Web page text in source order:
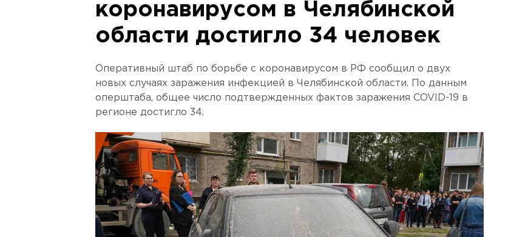
коронавирусом в Челябинской
области достигло 34 человек
Оперативный штаб по борьбе с коронавирусом в РФ сообщил о двух
новых случаях заражения инфекцией в Челябинской области. По данным
оперштаба, общее число подтвержденных фактов заражения COVID-19 в
регионе достигло 34.